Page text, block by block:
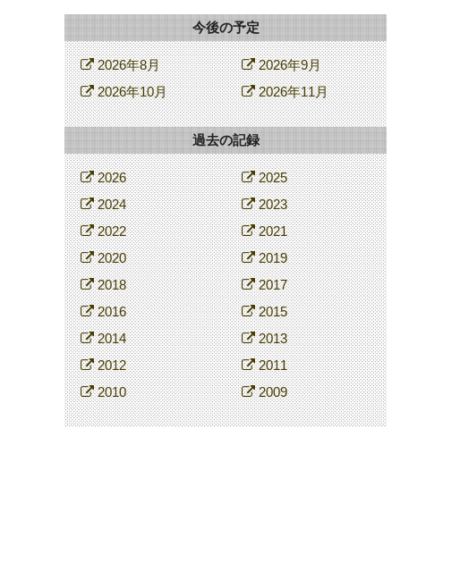
今後の予定
2026年8月
2026年9月
2026年10月
2026年11月
過去の記録
2026
2025
2024
2023
2022
2021
2020
2019
2018
2017
2016
2015
2014
2013
2012
2011
2010
2009